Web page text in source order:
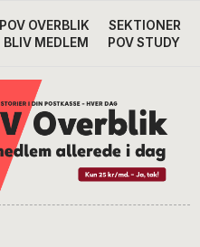
POV OVERBLIK
SEKTIONER
BLIV MEDLEM POV STUDY